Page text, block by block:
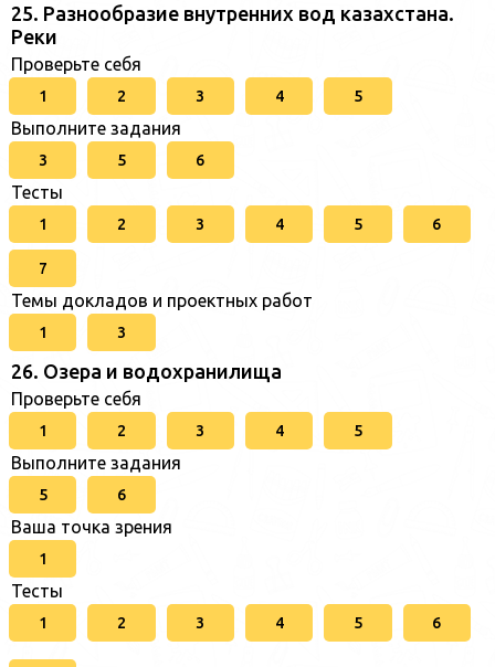
25. Разнообразие внутренних вод казахстана.
Реки
Проверьте себя
1 2 3 4 5
Выполните задания
3 5 6
Тесты
1 2 3 4 5 6
7
Темы докладов и проектных работ
1 3
26. Озера и водохранилища
Проверьте себя
1 2 3 4 5
Выполните задания
5 6
Ваша точка зрения
1
Тесты
1 2 3 4 5 6